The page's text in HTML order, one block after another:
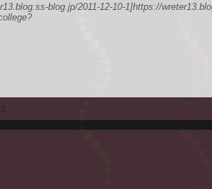
blog.jp/2011-12-10-1]https://